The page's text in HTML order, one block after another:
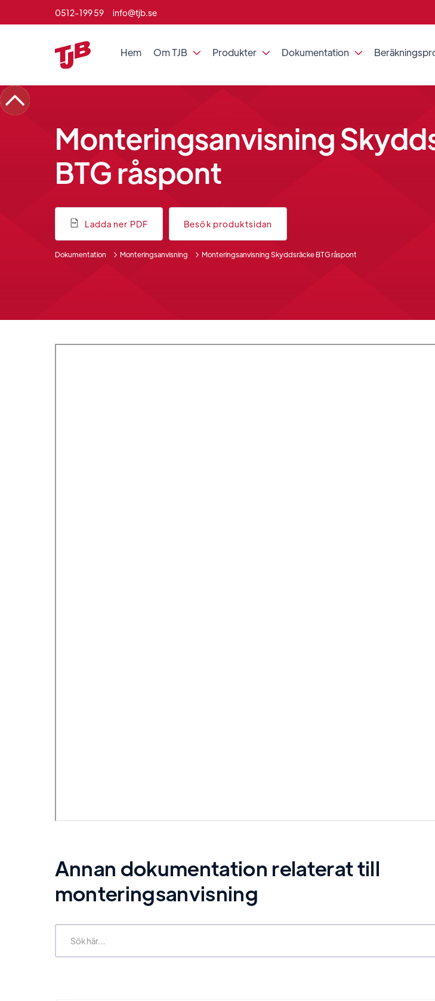
0512-199 59 info@tjb.se
Hem Om TJB  Produkter  Dokumentation 
Monteringsanvisning
BTG råspont
Ladda ner PDF Besök produktsidan
Dokumentation Monteringsanvisning Monteringsanvisning Skyddsräcke BTG råspont
Annan dokumentation relaterat till
monteringsanvisning